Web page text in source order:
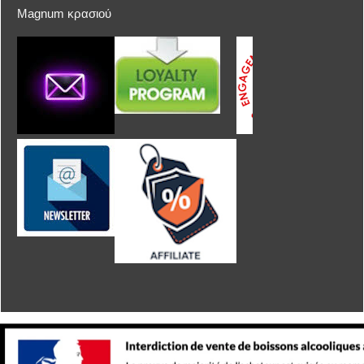
Magnum κρασιού